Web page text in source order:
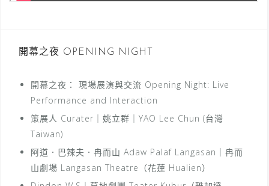
開幕之夜 OPENING NIGHT
開幕之夜： 現場展演與交流 Opening Night: Live
Performance and Interaction
策展人 Curater｜姚立群｜YAO Lee Chun (台灣
Taiwan)
阿道．巴辣夫．冉而山 Adaw Palaf Langasan｜冉而
山劇場 Langasan Theatre（花蓮 Hualien）